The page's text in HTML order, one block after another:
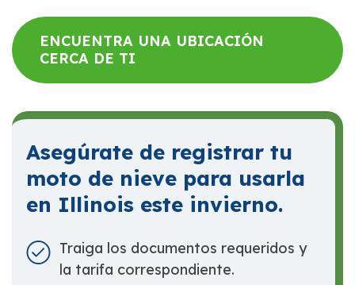
ENCUENTRA UNA UBICACIÓN
CERCA DE TI
Asegúrate de registrar tu
moto de nieve para usarla
en Illinois este invierno.
Traiga los documentos requeridos y
la tarifa correspondiente.